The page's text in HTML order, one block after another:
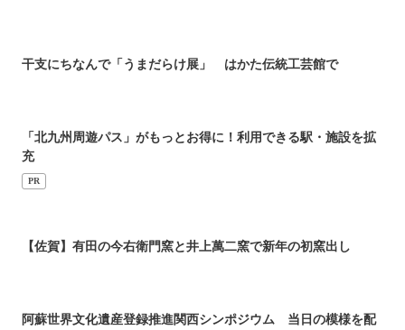
干支にちなんで「うまだらけ展」 はかた伝統工芸館で
「北九州周遊パス」がもっとお得に！利用できる駅・施設を拡
充
PR
【佐賀】有田の今右衛門窯と井上萬二窯で新年の初窯出し
阿蘇世界文化遺産登録推進関西シンポジウム 当日の模様を配